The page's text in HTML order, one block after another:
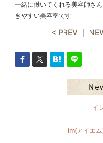
一緒に働いてくれる美容師さ
きやすい美容室です
< PREV｜
イ
im(アイエ